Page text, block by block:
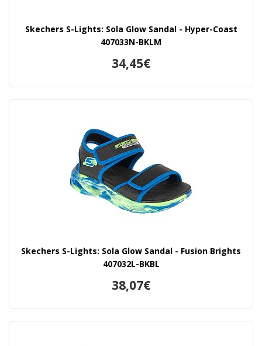
Skechers S-Lights: Sola Glow Sandal - Hyper-Coast
407033N-BKLM
34,45€
Skechers S-Lights: Sola Glow Sandal - Fusion Brights
407032L-BKBL
38,07€